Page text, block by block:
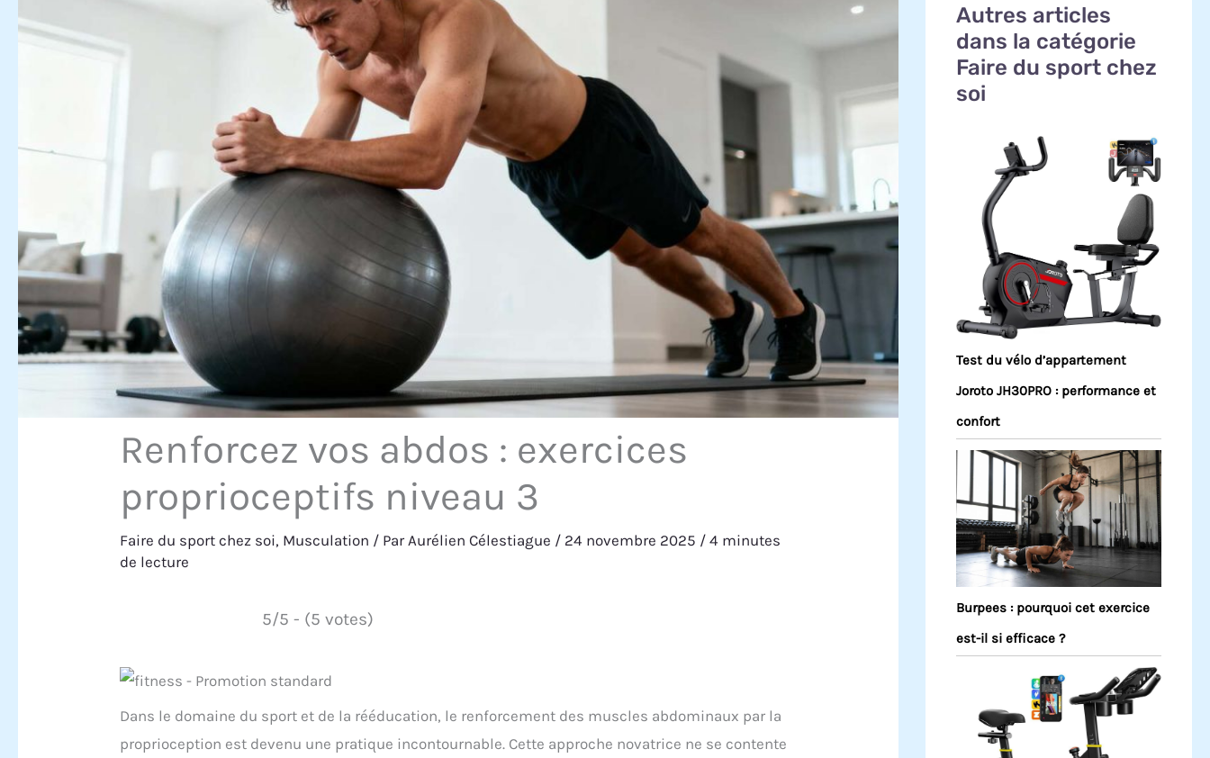
Renforcez vos abdos : exercices
proprioceptifs niveau 3
Faire du sport chez soi, Musculation / ParAurélien Célestiague / 24 novembre 2025 /4 minutes
de lecture
5/5 - (5 votes)
Dans le domaine du sport et de la rééducation, le renforcement des muscles abdominaux par la
proprioception est devenu une pratique incontournable. Cette approche novatrice ne se contente
Autres articles
dans la catégorie
Faire du sport chez
soi
Test du vélo d’appartement
Joroto JH30PRO : performance et
confort
Burpees : pourquoi cet exercice
est-il si efficace ?